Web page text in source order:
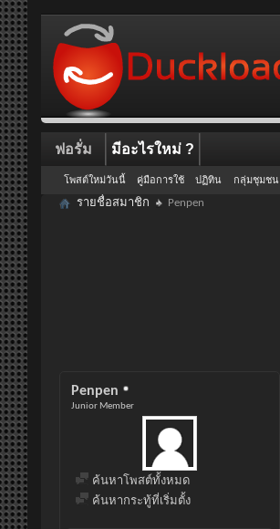
ฟอรั่ม
โพสต์ใหม่วันนี้ คู่มือการใช้ ปฏิทิน กลุ่มชุมชน
มีอะไรใหม่ ?
รายชื่อสมาชิก Penpen
Penpen
Junior Member
ค้นหาโพสต์ทั้งหมด
ค้นหากระทู้ที่เริ่มตั้ง